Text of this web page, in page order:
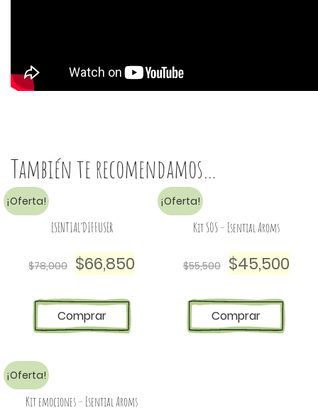
También te recomendamos…
¡Oferta!
ESENTIAL’DIFFUSER
$78,000 $66,850
Comprar
¡Oferta!
Kit SOS – Esential Aroms
$55,500 $45,500
Comprar
¡Oferta!
Kit emociones – Esential Aroms